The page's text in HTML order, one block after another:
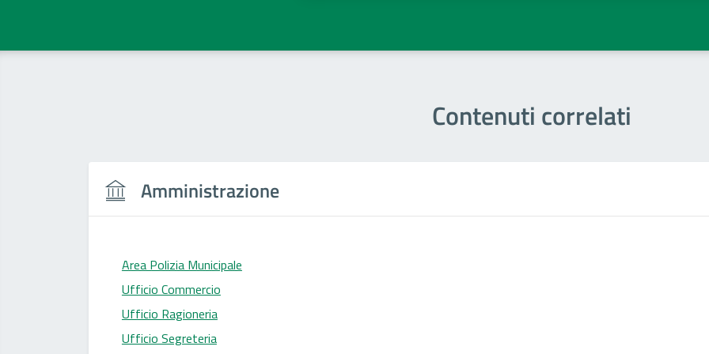
Contenuti correlati
Amministrazione
Area Polizia Municipale
Ufficio Commercio
Ufficio Ragioneria
Ufficio Segreteria